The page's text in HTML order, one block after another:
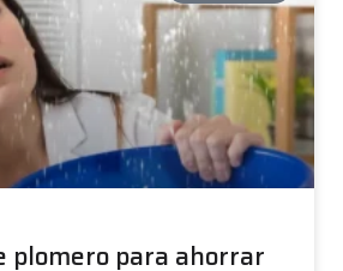
plomero para ahorrar